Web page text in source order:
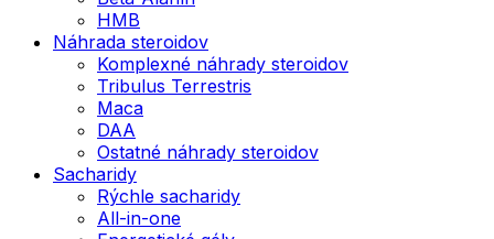
HMB
Náhrada steroidov
Komplexné náhrady steroidov
Tribulus Terrestris
Maca
DAA
Ostatné náhrady steroidov
Sacharidy
Rýchle sacharidy
All-in-one